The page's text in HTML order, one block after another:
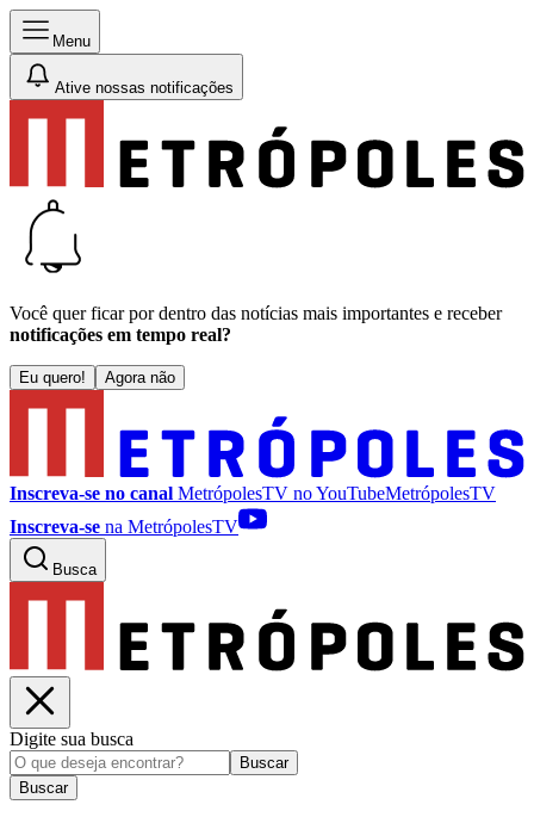
Menu
Ative nossas notificações
Você quer ficar por dentro das notícias mais importantes e receber
notificações em tempo real?
Eu quero! Agora não
Inscreva-se no canal MetrópolesTV noYouTubeMetrópolesTV
Inscreva-se na MetrópolesTV
Busca
Digite sua busca
Buscar
Buscar